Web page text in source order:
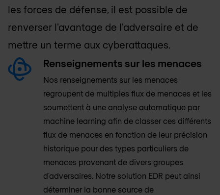
les forces de défense, il est possible de
renverser l'avantage de l'adversaire et de
mettre un terme aux cyberattaques.
Renseignements sur les menaces
Nos renseignements sur les menaces
regroupent de multiples flux de menaces et les
soumettent à une analyse automatique par
machine learning afin de classer ces différents
flux de menaces en fonction de leur précision
historique pour des types particuliers de
menaces provenant de divers groupes
d'adversaires. Notre solution EDR peut ainsi
déterminer la bonne source de